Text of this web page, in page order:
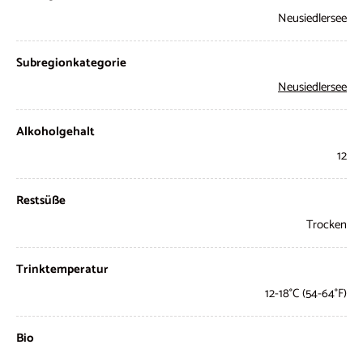
Neusiedlersee
Subregionkategorie
Neusiedlersee
Alkoholgehalt
12
Restsüße
Trocken
Trinktemperatur
12-18°C (54-64°F)
Bio